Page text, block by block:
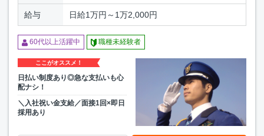
給与 日給1万円～1万2,000円
60代以上活躍中 職種未経験者
ここがオススメ！
日払い制度あり◎急な支払いも心
配ナシ！
＼入社祝い金支給／面接1回×即日
採用あり